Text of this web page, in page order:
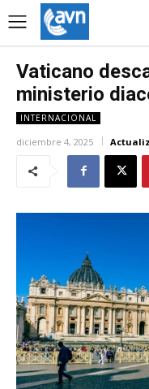
Vaticano
ministerio
INTERNACIONAL
diciembre 4, 2025